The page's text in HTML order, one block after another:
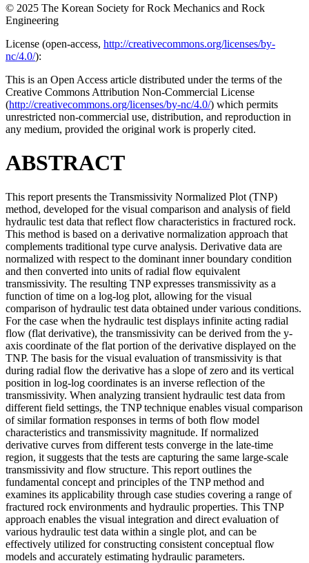
© 2025 The Korean Society for Rock Mechanics and Rock
Engineering
License (open-access, http://creativecommons.org/licenses/by-
nc/4.0/):
This is an Open Access article distributed under the terms of the
Creative Commons Attribution Non-Commercial License
(http://creativecommons.org/licenses/by-nc/4.0/) which permits
unrestricted non-commercial use, distribution, and reproduction in
any medium, provided the original work is properly cited.
ABSTRACT
This report presents the Transmissivity Normalized Plot (TNP)
method, developed for the visual comparison and analysis of field
hydraulic test data that reflect flow characteristics in fractured rock.
This method is based on a derivative normalization approach that
complements traditional type curve analysis. Derivative data are
normalized with respect to the dominant inner boundary condition
and then converted into units of radial flow equivalent
transmissivity. The resulting TNP expresses transmissivity as a
function of time on a log-log plot, allowing for the visual
comparison of hydraulic test data obtained under various conditions.
For the case when the hydraulic test displays infinite acting radial
flow (flat derivative), the transmissivity can be derived from the y-
axis coordinate of the flat portion of the derivative displayed on the
TNP. The basis for the visual evaluation of transmissivity is that
during radial flow the derivative has a slope of zero and its vertical
position in log-log coordinates is an inverse reflection of the
transmissivity. When analyzing transient hydraulic test data from
different field settings, the TNP technique enables visual comparison
of similar formation responses in terms of both flow model
characteristics and transmissivity magnitude. If normalized
derivative curves from different tests converge in the late-time
region, it suggests that the tests are capturing the same large-scale
transmissivity and flow structure. This report outlines the
fundamental concept and principles of the TNP method and
examines its applicability through case studies covering a range of
fractured rock environments and hydraulic properties. This TNP
approach enables the visual integration and direct evaluation of
various hydraulic test data within a single plot, and can be
effectively utilized for constructing consistent conceptual flow
models and accurately estimating hydraulic parameters.